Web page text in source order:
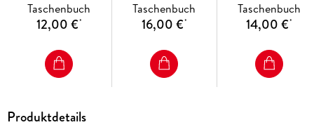
Taschenbuch
12,00 €*
Taschenbuch
16,00 €*
Taschenbuch
14,00 €*
Produktdetails